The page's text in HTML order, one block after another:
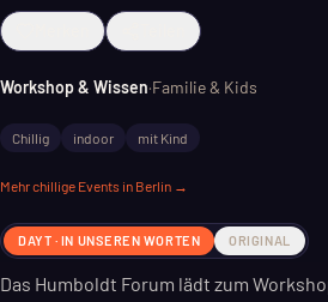
Workshop & Wissen·Familie & Kids
Chillig indoor mit Kind
Mehrchillige Events in Berlin →
DAYT · IN UNSEREN WORTEN ORIGINAL
Das Humboldt Forum lädt zum